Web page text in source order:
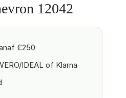
12042
€250
IDEAL of Klarna